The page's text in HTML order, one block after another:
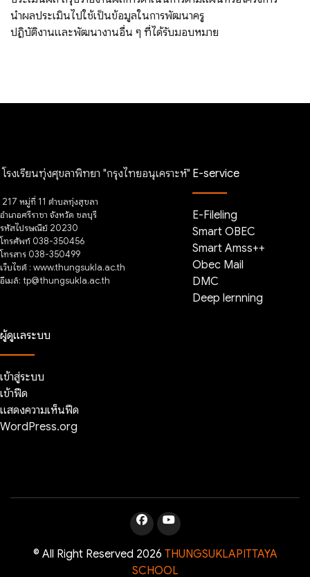
นำผลประเมินไปใช้เป็นข้อมูลในการพัฒนาครู
ปฏิบัติงานและพัฒนางานอื่น ๆ ที่ได้รับมอบหมาย
โรงเรียนทุ่งศุขลาพิทยา "กรุงไทยอนุเคราะห์"
217 หมู่ที่ 11 ตำบลทุ่งสุขลา
อำเภอศรีราชา จังหวัด ชลบุรี
รหัสไปรษณีย์ 20230
โทรศัพท์ 038-350456
โทรสาร 038-350499
เว็บไซต์ : www.thungsukla.ac.th
อีเมล์: tp@thungsukla.ac.th
E-service
E-Fileling
Smart OBEC
Smart Amss++
Obec Mail
DMC
Deep lernning
ผู้ดูแลระบบ
เข้าสู่ระบบ
เข้าฟีด
แสดงความเห็นฟีด
WordPress.org
© All Right Reserved 2026 THUNGSUKLAPITTAYA
SCHOOL